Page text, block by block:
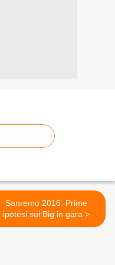
Sanremo 2016: Prime
ipotesi sui Big in gara >